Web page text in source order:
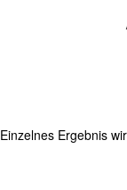
Einzelnes Ergebnis